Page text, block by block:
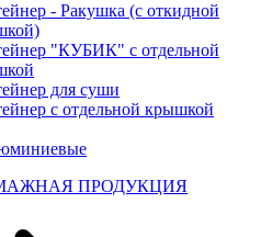
- Ракушка (с откидной
"КУБИК" с отдельной
для суши
с отдельной крышкой
ПРОДУКЦИЯ